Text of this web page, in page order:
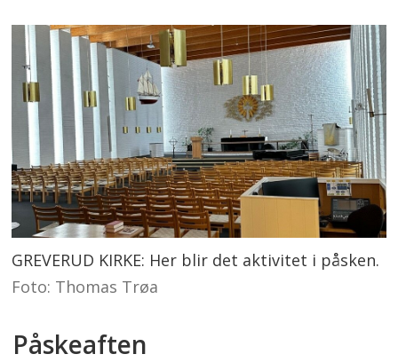
GREVERUD KIRKE: Her blir det aktivitet i påsken.
Foto: Thomas Trøa
Påskeaften